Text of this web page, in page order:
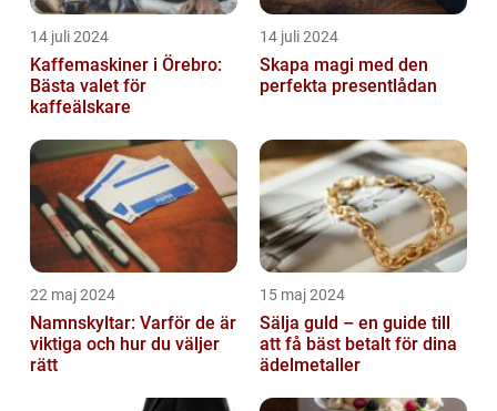
14 juli 2024
Kaffemaskiner i Örebro:
Bästa valet för
kaffeälskare
14 juli 2024
Skapa magi med den
perfekta presentlådan
22 maj 2024
Namnskyltar: Varför de är
viktiga och hur du väljer
rätt
15 maj 2024
Sälja guld – en guide till
att få bäst betalt för dina
ädelmetaller